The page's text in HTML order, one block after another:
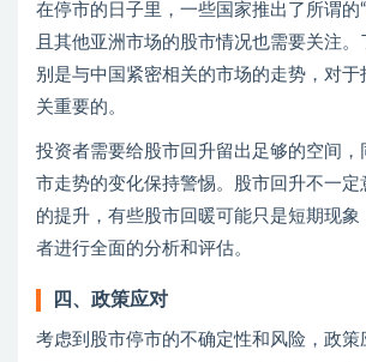
在停市的日子里，一些国家推出了所谓的
且其他亚洲市场的股市情况也需要关注
别是与中国紧密相关的市场的走势，对于
关重要的。
投资者需要给股市回升留出足够的空间，
市走势的变化保持警惕。股市回升不一定
的提升，有些股市回暖可能只是短期现象
者进行全面的分析和评估。
四、政策应对
考虑到股市停市的不确定性和风险，政策